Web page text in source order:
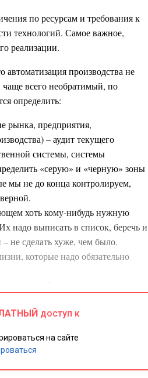
по ресурсам и требования к
технологий. Самое важное,
реализации.
производства не
всего необратимый, по
определить:
рынка, предприятия,
– аудит текущего
системы, системы
«серую» и «черную» зоны
мы не до конца контролируем,
хоть кому-нибудь нужную
надо выписать в список, беречь и
– не сделать хуже, чем было.
которые надо обязательно
цель. Описать и согласовать с
можно измерить и выразить
намерение и понимание надо
и когда сделает. Как можно
Для каждого пункта определяем
доступ к
на сайте